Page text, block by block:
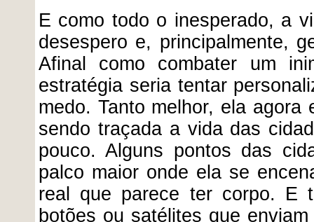
E como todo o inesperado, a
desespero e, principalmente,
Afinal como combater um
estratégia seria tentar
medo. Tanto melhor, ela
sendo traçada a vida das
pouco. Alguns pontos das
palco maior onde ela se
real que parece ter corpo. E
botões ou satélites que